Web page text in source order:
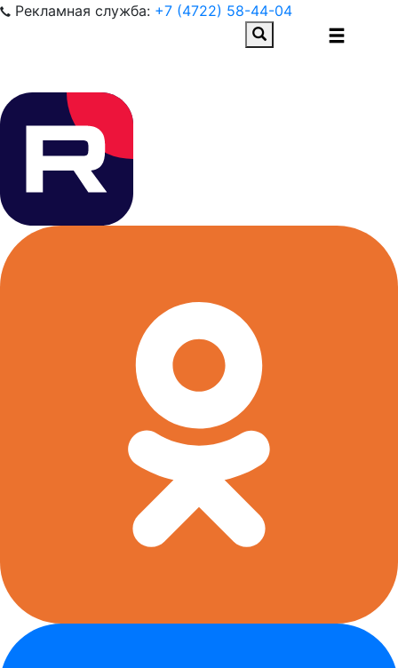
Рекламная служба: +7 (4722) 58-44-04